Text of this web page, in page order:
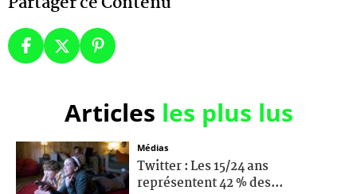
Articles les plus lus
Médias
Twitter : Les 15/24 ans
représentent 42 % des...